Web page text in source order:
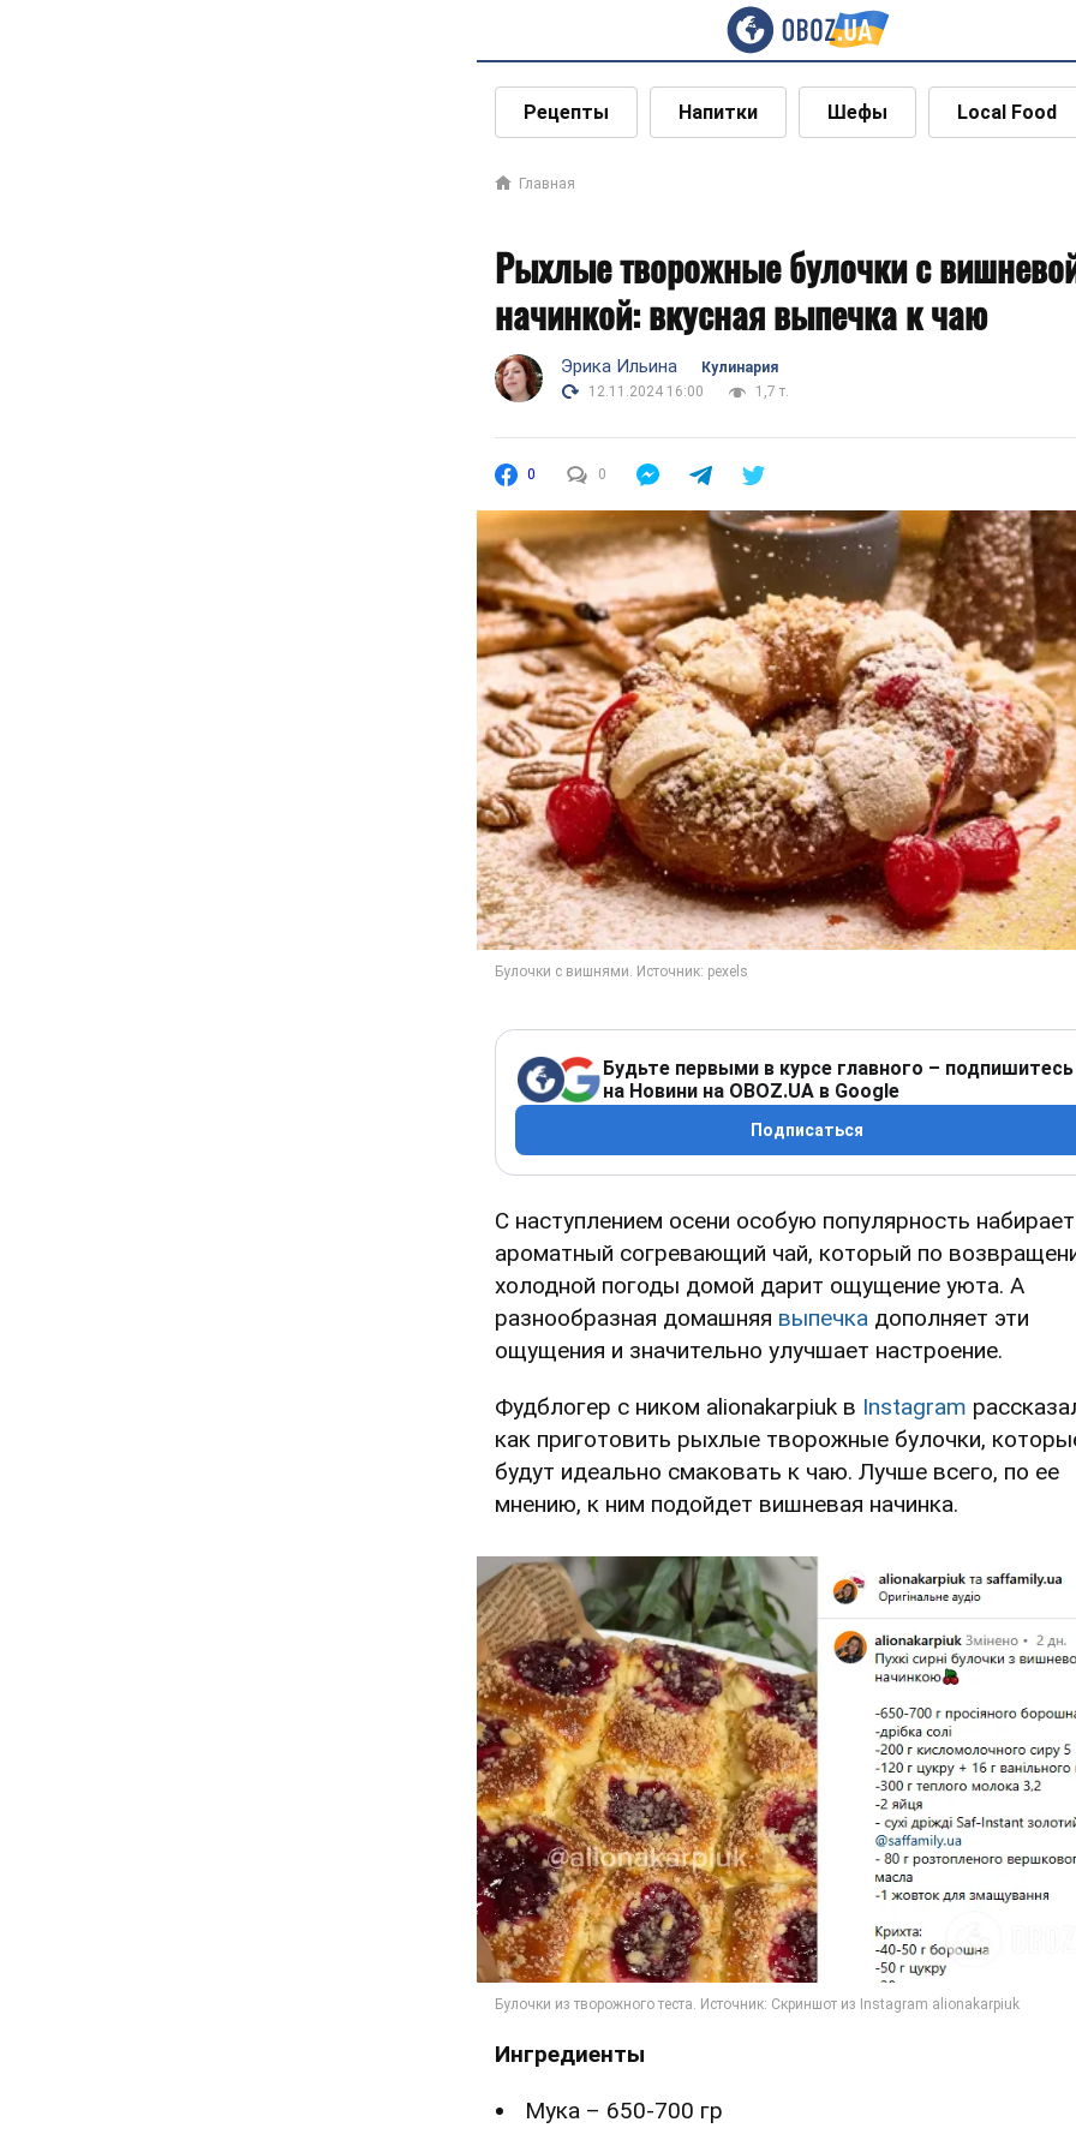
Рецепты Напитки Шефы Local Food
Главная
Рыхлые творожные булочки с
начинкой: вкусная выпечка к чаю
Эрика Ильина
Кулинария
12.11.2024 16:00
1,7 т.
0 0
Будьте первыми в курсе главного – подпишитесь
на Новини на OBOZ.UA в Google
Подписаться
С наступлением осени особую популярность набирает
ароматный согревающий чай, который по
холодной погоды домой дарит ощущение уюта. А
разнообразная домашняя выпечка дополняет эти
ощущения и значительно улучшает настроение.
Фудблогер с ником alionakarpiuk в Instagram
как приготовить рыхлые творожные булочки,
будут идеально смаковать к чаю. Лучше всего, по ее
мнению, к ним подойдет вишневая начинка.
Ингредиенты
Мука – 650-700 гр